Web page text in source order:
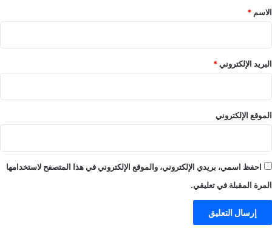
*
الاسم *
البريد الإلكتروني*
الموقع الإلكتروني
احفظ اسمي، بريدي الإلكتروني، والموقع الإلكتروني في هذا المتصفح لاستخدامها
المرة المقبلة في تعليقي.